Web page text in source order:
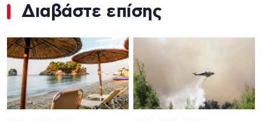
Διαβάστε επίσης